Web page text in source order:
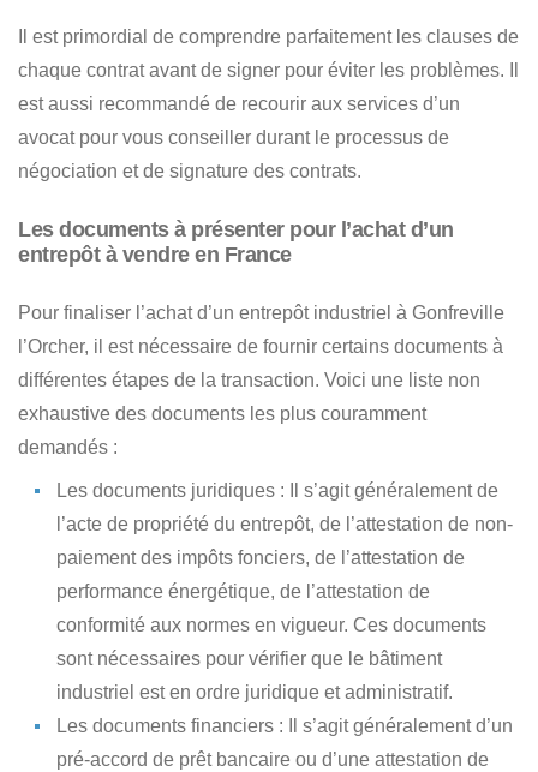
Il est primordial de comprendre parfaitement les clauses de
chaque contrat avant de signer pour éviter les problèmes. Il
est aussi recommandé de recourir aux services d’un
avocat pour vous conseiller durant le processus de
négociation et de signature des contrats.
Les documents à présenter pour l’achat d’un
entrepôt à vendre en France
Pour finaliser l’achat d’un entrepôt industriel à Gonfreville
l’Orcher, il est nécessaire de fournir certains documents à
différentes étapes de la transaction. Voici une liste non
exhaustive des documents les plus couramment
demandés :
Les documents juridiques : Il s’agit généralement de
l’acte de propriété du entrepôt, de l’attestation de non-
paiement des impôts fonciers, de l’attestation de
performance énergétique, de l’attestation de
conformité aux normes en vigueur. Ces documents
sont nécessaires pour vérifier que le bâtiment
industriel est en ordre juridique et administratif.
Les documents financiers : Il s’agit généralement d’un
pré-accord de prêt bancaire ou d’une attestation de